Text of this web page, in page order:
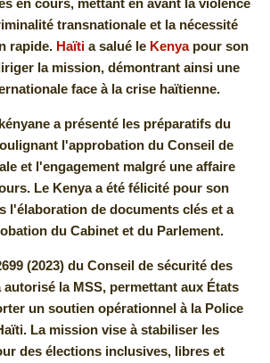
en cours, mettant en avant la violence
transnationale et la nécessité
rapide. Haïtia salué le Kenyapour son
la mission, démontrant ainsi une
face à la crise haïtienne.
a présenté les préparatifs du
l'approbation du Conseil de
et l'engagement malgré une affaire
Le Kenya a été félicité pour son
l'élaboration de documents clés et a
du Cabinet et du Parlement.
(2023) du Conseil de sécurité des
autorisé la MSS, permettant aux États
un soutien opérationnel à la Police
La mission vise à stabiliser les
des élections inclusives, libres et